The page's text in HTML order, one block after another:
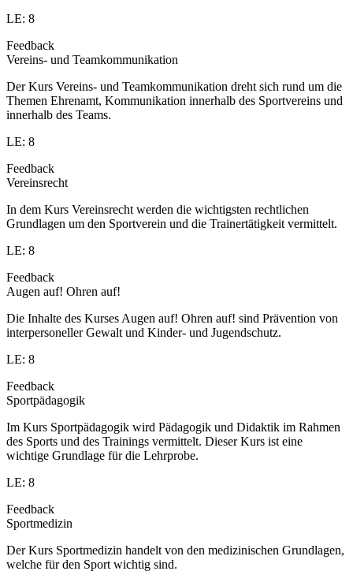
LE: 8
Feedback
Vereins- und Teamkommunikation
Der Kurs Vereins- und Teamkommunikation dreht sich rund um die
Themen Ehrenamt, Kommunikation innerhalb des Sportvereins und
innerhalb des Teams.
LE: 8
Feedback
Vereinsrecht
In dem Kurs Vereinsrecht werden die wichtigsten rechtlichen
Grundlagen um den Sportverein und die Trainertätigkeit vermittelt.
LE: 8
Feedback
Augen auf! Ohren auf!
Die Inhalte des Kurses Augen auf! Ohren auf! sind Prävention von
interpersoneller Gewalt und Kinder- und Jugendschutz.
LE: 8
Feedback
Sportpädagogik
Im Kurs Sportpädagogik wird Pädagogik und Didaktik im Rahmen
des Sports und des Trainings vermittelt. Dieser Kurs ist eine
wichtige Grundlage für die Lehrprobe.
LE: 8
Feedback
Sportmedizin
Der Kurs Sportmedizin handelt von den medizinischen Grundlagen,
welche für den Sport wichtig sind.